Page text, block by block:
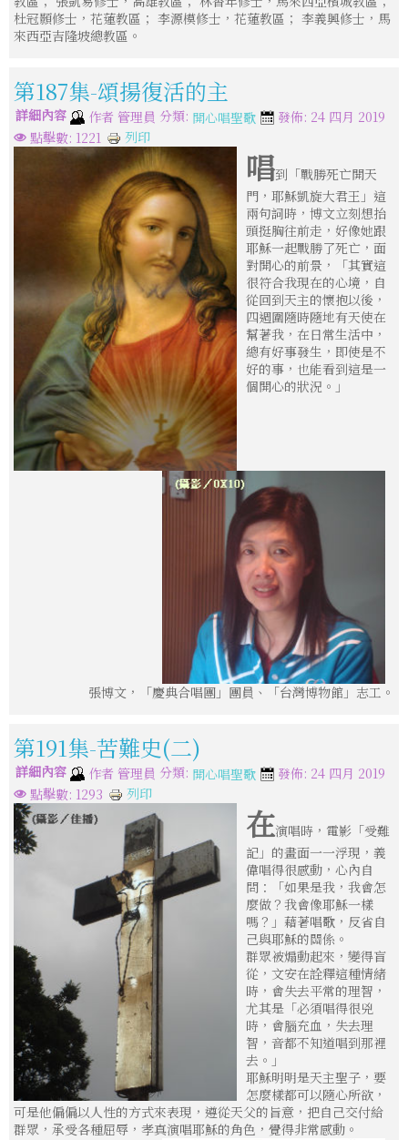
杜冠顥修士，花蓮教區； 李源模修士，花蓮教區； 李義興修士，馬
來西亞吉隆坡總教區。
第187集-頌揚復活的主
詳細內容 作者 管理員 分類: 開心唱聖歌
發佈: 24 四月 2019
點擊數: 1221
列印
唱到「戰勝死亡開天
門，耶穌凱旋大君王」這
兩句詞時，博文立刻想抬
頭挺胸往前走，好像她跟
耶穌一起戰勝了死亡，面
對開心的前景，「其實這
很符合我現在的心境，自
從回到天主的懷抱以後，
四週圍隨時隨地有天使在
幫著我，在日常生活中，
總有好事發生，即使是不
好的事，也能看到這是一
個開心的狀況。」
張博文，「慶典合唱團」團員、「台灣博物館」志工。
第191集-苦難史(二)
詳細內容 作者 管理員 分類: 開心唱聖歌
發佈: 24 四月 2019
點擊數: 1293
列印
在演唱時，電影「受難
記」的畫面一一浮現，義
偉唱得很感動，心內自
問：「如果是我，我會怎
麼做？我會像耶穌一樣
嗎？」藉著唱歌，反省自
己與耶穌的關係。
群眾被煽動起來，變得盲
從，文安在詮釋這種情緒
時，會失去平常的理智，
尤其是「必須唱得很兇
時，會腦充血，失去理
智，音都不知道唱到那裡
去。」
耶穌明明是天主聖子，要
怎麼樣都可以隨心所欲，
可是他偏偏以人性的方式來表現，遵從天父的旨意，把自己交付給
群眾，承受各種屈辱，孝真演唱耶穌的角色，覺得非常感動。